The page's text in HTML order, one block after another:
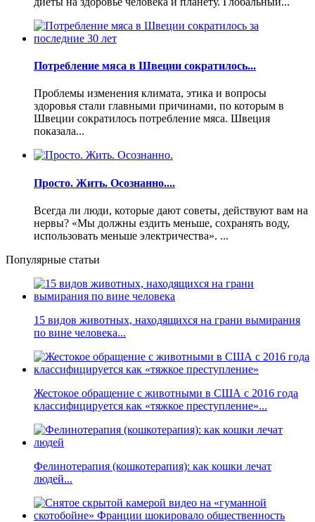
Потребление мяса в Швеции сократилось...
Проблемы изменения климата, этика и вопросы
здоровья стали главными причинами, по которым в
Швеции сократилось потребление мяса. Швеция
показала...
Просто. Жить. Осознанно....
Всегда ли люди, которые дают советы, действуют вам на
нервы? «Мы должны ездить меньше, сохранять воду,
использовать меньше электричества». ...
Популярные статьи
15 видов животных, находящихся на грани вымирания
по вине человека...
Жестокое обращение с животными в США с 2016 года
классифицируется как «тяжкое преступление»...
Фелинотерапия (кошкотерапия): как кошки лечат
людей...